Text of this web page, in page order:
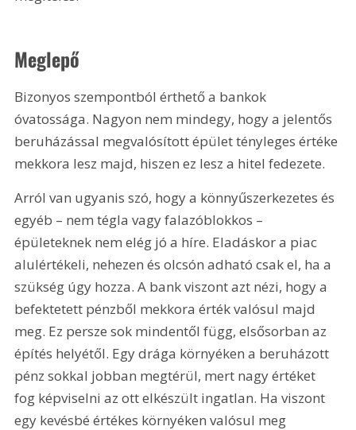
Meglepő
Bizonyos szempontból érthető a bankok
óvatossága. Nagyon nem mindegy, hogy a jelentős
beruházással megvalósított épület tényleges értéke
mekkora lesz majd, hiszen ez lesz a hitel fedezete.
Arról van ugyanis szó, hogy a könnyűszerkezetes és
egyéb – nem tégla vagy falazóblokkos –
épületeknek nem elég jó a híre. Eladáskor a piac
alulértékeli, nehezen és olcsón adható csak el, ha a
szükség úgy hozza. A bank viszont azt nézi, hogy a
befektetett pénzből mekkora érték valósul majd
meg. Ez persze sok mindentől függ, elsősorban az
építés helyétől. Egy drága környéken a beruházott
pénz sokkal jobban megtérül, mert nagy értéket
fog képviselni az ott elkészült ingatlan. Ha viszont
egy kevésbé értékes környéken valósul meg